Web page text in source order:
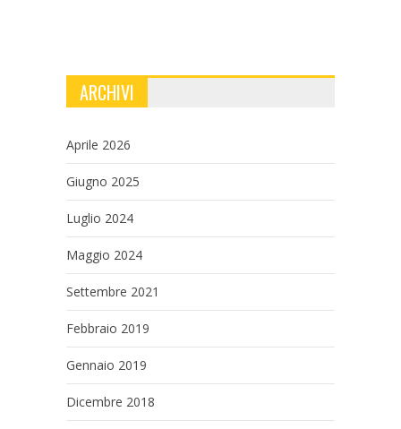
ARCHIVI
Aprile 2026
Giugno 2025
Luglio 2024
Maggio 2024
Settembre 2021
Febbraio 2019
Gennaio 2019
Dicembre 2018